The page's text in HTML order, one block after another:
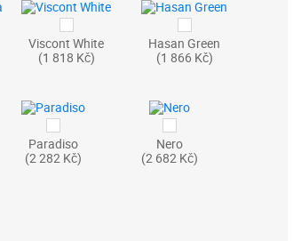
Viscont White
(1 818 Kč)
Hasan Green
(1 866 Kč)
Paradiso
(2 282 Kč)
Nero
(2 682 Kč)